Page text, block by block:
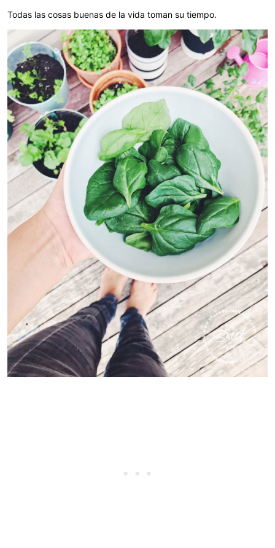
Todas las cosas buenas de la vida toman su tiempo.